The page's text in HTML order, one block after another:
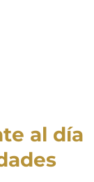
al día